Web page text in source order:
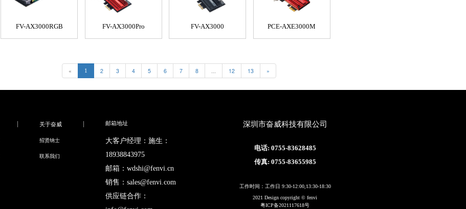
FV-AX3000RGB FV-AX3000Pro FV-AX3000 PCE-AXE3000M
« 1 2 3 4 5 6 7 8 12 13 »
关于奋威
招贤纳士
联系我们
邮箱地址
大客户经理：施生：
18938843975
邮箱：wdshi@fenvi.cn
销售：sales@fenvi.com
供应链合作：
深圳市奋威科技有限公司
电话: 0755-83628485
传真: 0755-83655985
工作时间：工作日 9:30-12:00,13:30-18:30
2021 Design copyright © fenvi
粤ICP备2021117618号